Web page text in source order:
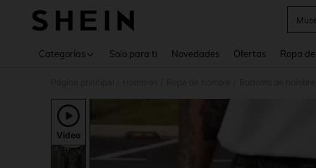
Categorías Solo para ti Novedades Ofertas Ropa
Video